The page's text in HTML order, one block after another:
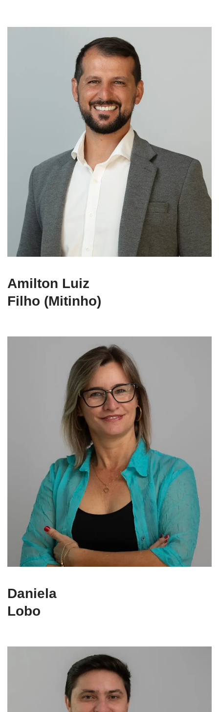
Amilton Luiz
Filho (Mitinho)
Daniela
Lobo